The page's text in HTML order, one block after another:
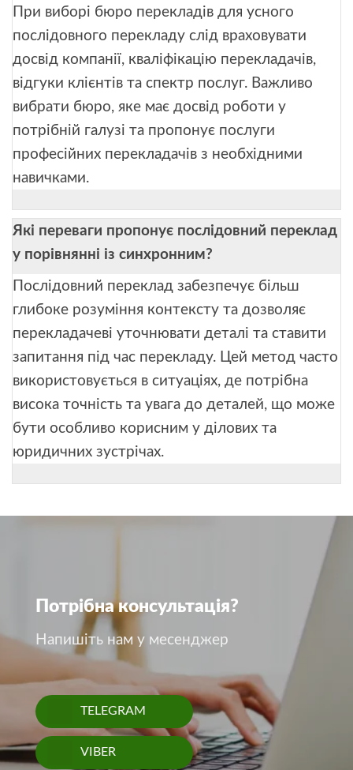
При виборі бюро перекладів для усного
послідовного перекладу слід враховувати
досвід компанії, кваліфікацію перекладачів,
відгуки клієнтів та спектр послуг. Важливо
вибрати бюро, яке має досвід роботи у
потрібній галузі та пропонує послуги
професійних перекладачів з необхідними
навичками.
Які переваги пропонує послідовний переклад
у порівнянні із синхронним?
Послідовний переклад забезпечує більш
глибоке розуміння контексту та дозволяє
перекладачеві уточнювати деталі та ставити
запитання під час перекладу. Цей метод часто
використовується в ситуаціях, де потрібна
висока точність та увага до деталей, що може
бути особливо корисним у ділових та
юридичних зустрічах.
Потрібна консультація?
Напишіть нам у месенджер
TELEGRAM
VIBER